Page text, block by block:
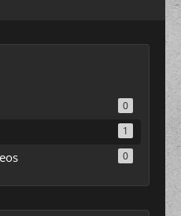
0
1
0